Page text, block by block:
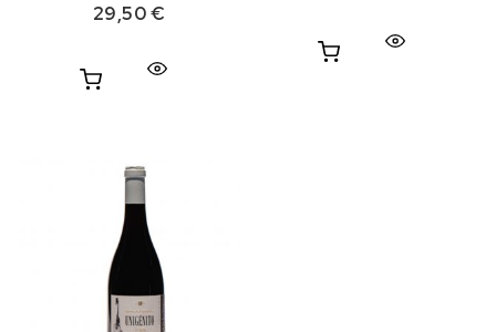
29,50€